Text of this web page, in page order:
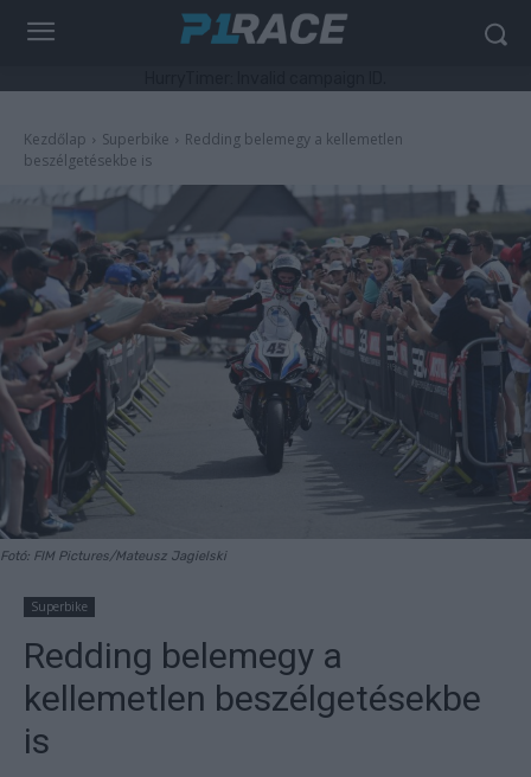
Kezdőlap Superbike
Redding belemegy a kellemetlen
beszélgetésekbe is
Fotó: FIM Pictures/Mateusz Jagielski
Superbike
Redding belemegy a
kellemetlen beszélgetésekbe
is